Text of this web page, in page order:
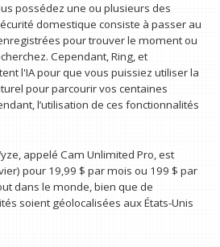
possédez une ou plusieurs des
domestique consiste à passer au
pour trouver le moment ou
Cependant, Ring, et
l'IA pour que vous puissiez utiliser la
pour parcourir vos centaines
l’utilisation de ces fonctionnalités
appelé Cam Unlimited Pro, est
pour 19,99 $ par mois ou 199 $ par
dans le monde, bien que de
soient géolocalisées aux États-Unis